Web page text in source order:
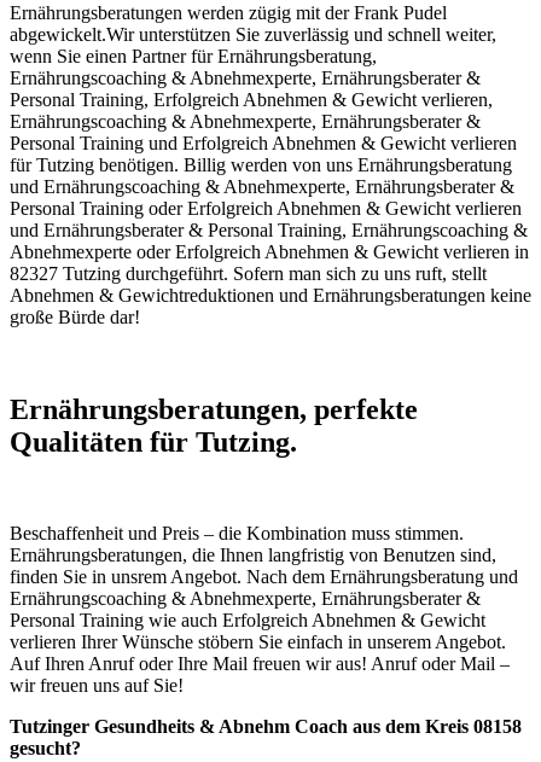
Ernährungsberatungen werden zügig mit der Frank Pudel
abgewickelt.Wir unterstützen Sie zuverlässig und schnell weiter,
wenn Sie einen Partner für Ernährungsberatung,
Ernährungscoaching & Abnehmexperte, Ernährungsberater &
Personal Training, Erfolgreich Abnehmen & Gewicht verlieren,
Ernährungscoaching & Abnehmexperte, Ernährungsberater &
Personal Training und Erfolgreich Abnehmen & Gewicht verlieren
für Tutzing benötigen. Billig werden von uns Ernährungsberatung
und Ernährungscoaching & Abnehmexperte, Ernährungsberater &
Personal Training oder Erfolgreich Abnehmen & Gewicht verlieren
und Ernährungsberater & Personal Training, Ernährungscoaching &
Abnehmexperte oder Erfolgreich Abnehmen & Gewicht verlieren in
82327 Tutzing durchgeführt. Sofern man sich zu uns ruft, stellt
Abnehmen & Gewichtreduktionen und Ernährungsberatungen keine
große Bürde dar!
Ernährungsberatungen, perfekte
Qualitäten für Tutzing.
Beschaffenheit und Preis – die Kombination muss stimmen.
Ernährungsberatungen, die Ihnen langfristig von Benutzen sind,
finden Sie in unsrem Angebot. Nach dem Ernährungsberatung und
Ernährungscoaching & Abnehmexperte, Ernährungsberater &
Personal Training wie auch Erfolgreich Abnehmen & Gewicht
verlieren Ihrer Wünsche stöbern Sie einfach in unserem Angebot.
Auf Ihren Anruf oder Ihre Mail freuen wir aus! Anruf oder Mail –
wir freuen uns auf Sie!
Tutzinger Gesundheits & Abnehm Coach aus dem Kreis 08158
gesucht?